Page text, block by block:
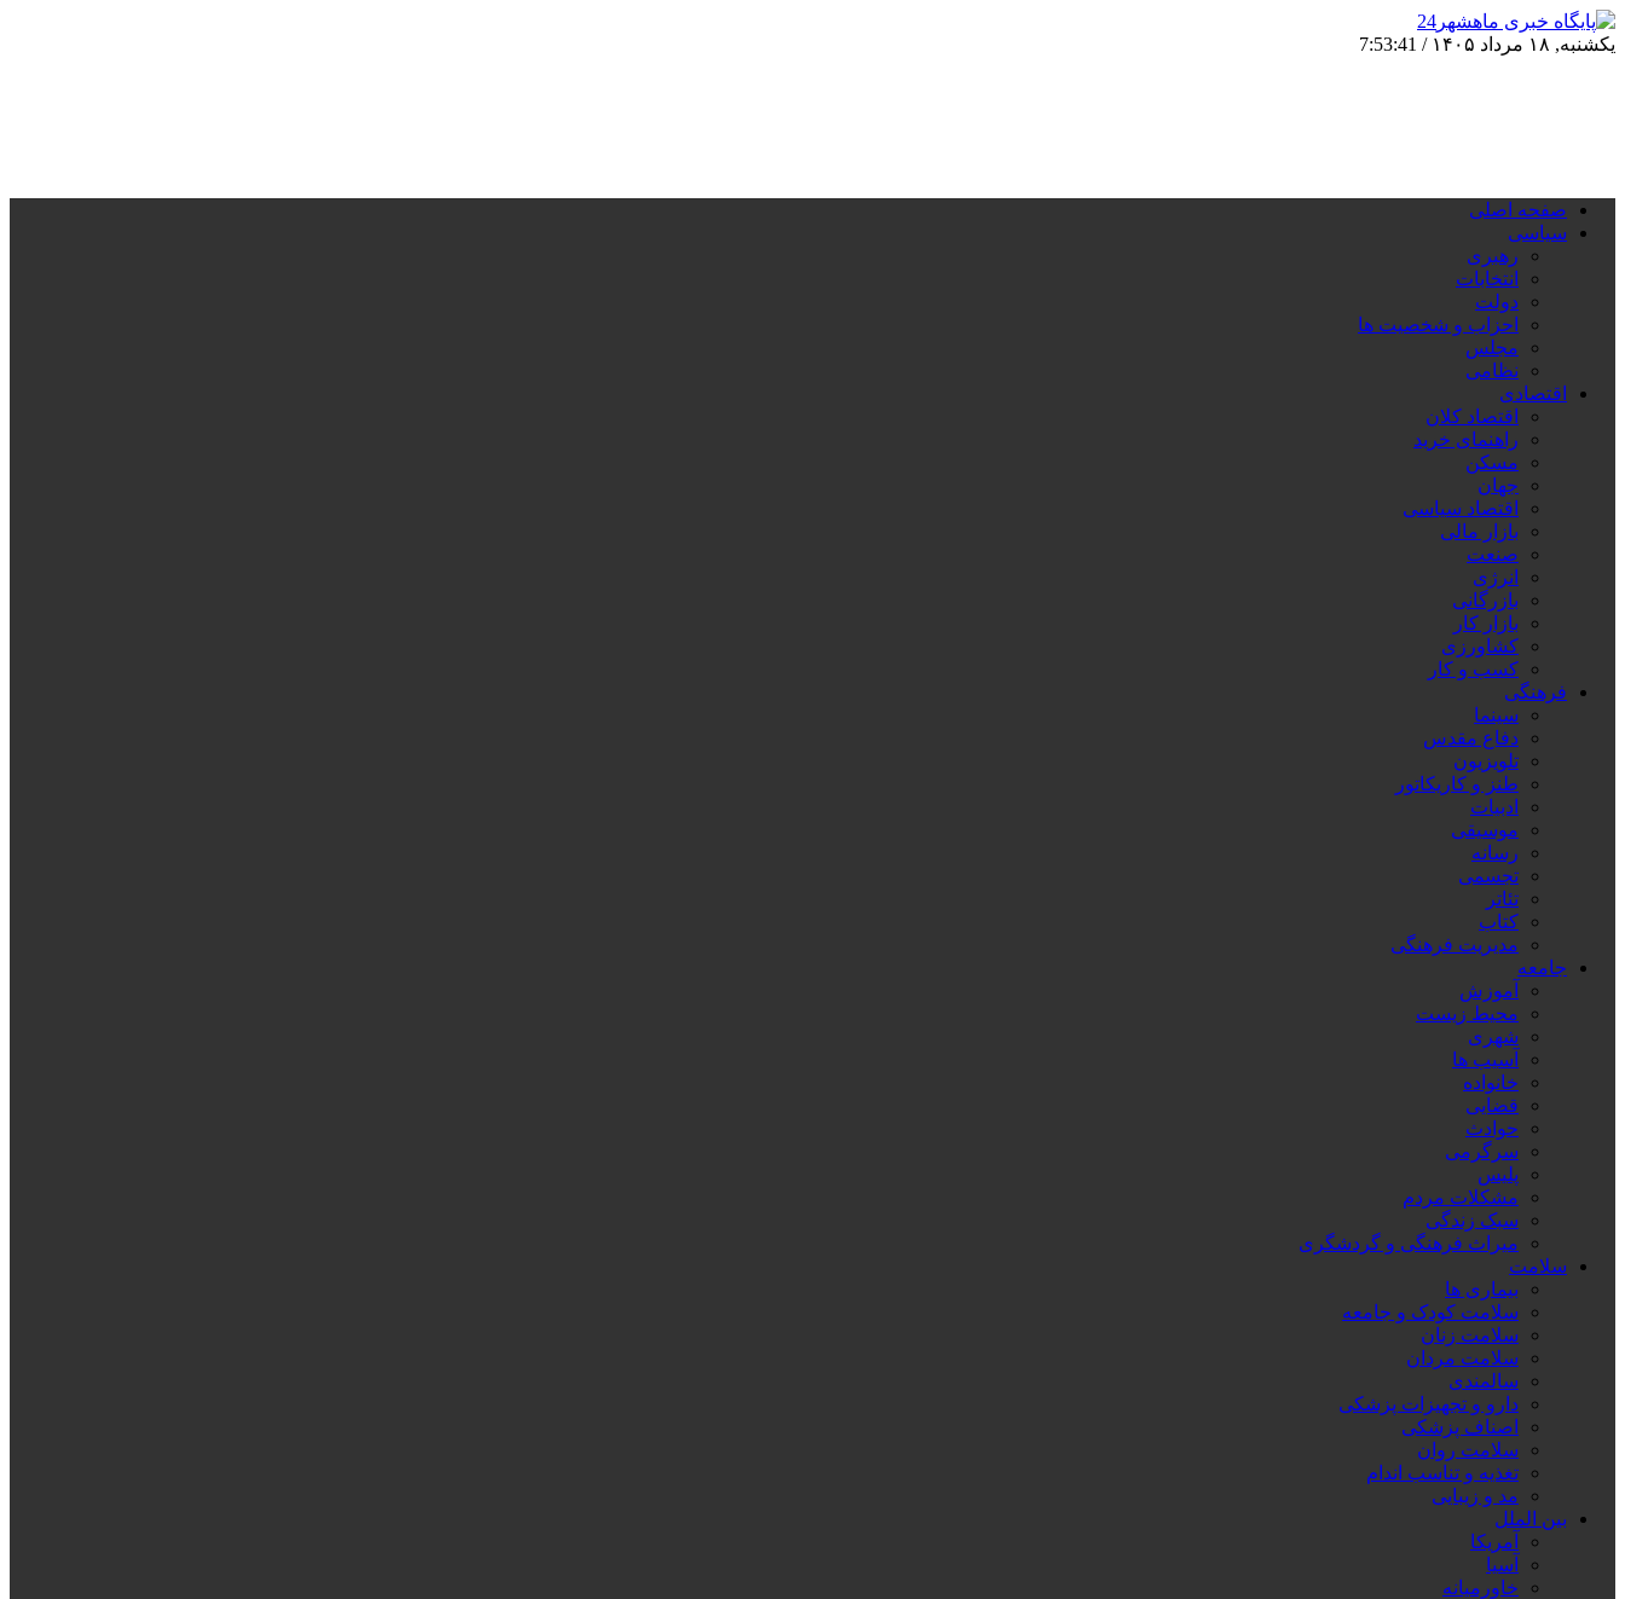
یکشنبه, ۱۸ مرداد ۱۴۰۵ / 7:53:42
صفحه اصلی
سیاسی
رهبری
انتخابات
دولت
احزاب و شخصیت ها
مجلس
نظامی
اقتصادی
اقتصاد کلان
راهنمای خرید
مسکن
جهان
اقتصاد سیاسی
بازار مالی
صنعت
انرژی
بازرگانی
بازار کار
کشاورزی
کسب و کار
فرهنگی
سینما
دفاع مقدس
تلویزیون
طنز و کاریکاتور
ادبیات
موسیقی
رسانه
تجسمی
تئاتر
کتاب
مدیریت فرهنگی
جامعه
آموزش
محیط زیست
شهری
آسیب ها
خانواده
قضایی
حوادث
سرگرمی
پلیس
مشکلات مردم
سبک زندگی
میراث فرهنگی و گردشگری
سلامت
بیماری ها
سلامت کودک و جامعه
سلامت زنان
سلامت مردان
سالمندی
دارو و تجهیزات پزشکی
اصناف پزشکی
سلامت روان
تغذیه و تناسب اندام
مد و زیبایی
بین الملل
آمریکا
آسیا
خاورمیانه